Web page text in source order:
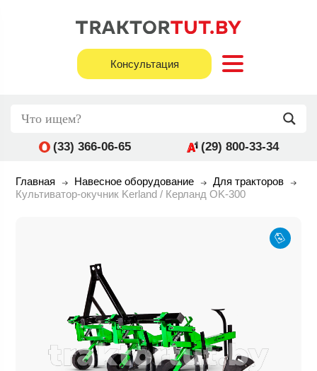
Консультация
(33) 366-06-65 (29) 800-33-34
Главная Навесное оборудование
Для тракторов
Культиватор-окучник Kerland / Керланд OK-300